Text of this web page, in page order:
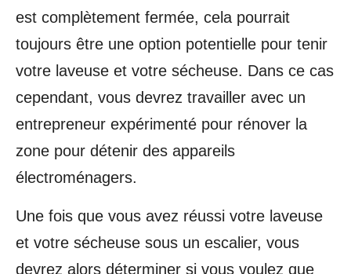
est complètement fermée, cela pourrait
toujours être une option potentielle pour tenir
votre laveuse et votre sécheuse. Dans ce cas
cependant, vous devrez travailler avec un
entrepreneur expérimenté pour rénover la
zone pour détenir des appareils
électroménagers.
Une fois que vous avez réussi votre laveuse
et votre sécheuse sous un escalier, vous
devrez alors déterminer si vous voulez que